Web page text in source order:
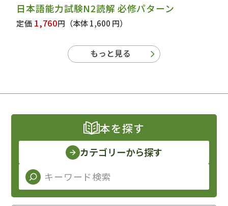
日本語能力試験N2読解 必修パターン
定価 1,760円 （本体 1,600 円）
もっと見る
本を探す
カテゴリーから探す